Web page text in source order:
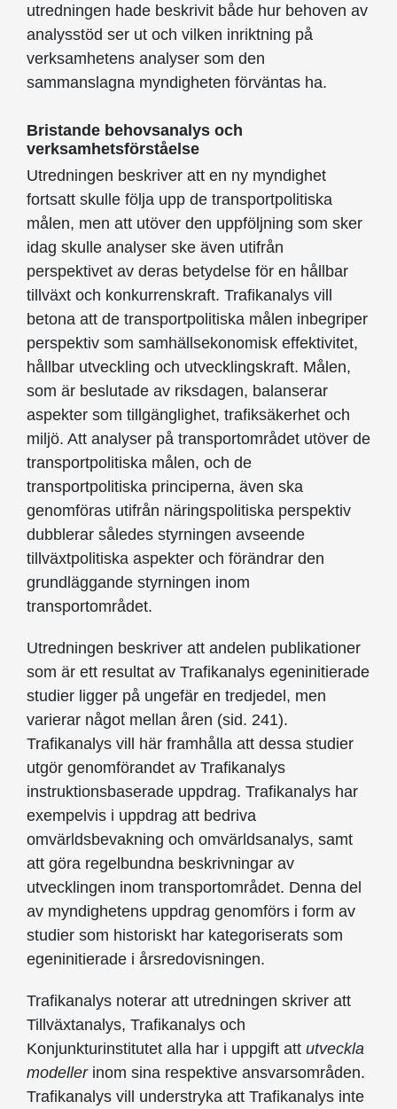
utredningen hade beskrivit både hur behoven av
analysstöd ser ut och vilken inriktning på
verksamhetens analyser som den
sammanslagna myndigheten förväntas ha.
Bristande behovsanalys och
verksamhetsförståelse
Utredningen beskriver att en ny myndighet
fortsatt skulle följa upp de transportpolitiska
målen, men att utöver den uppföljning som sker
idag skulle analyser ske även utifrån
perspektivet av deras betydelse för en hållbar
tillväxt och konkurrenskraft. Trafikanalys vill
betona att de transportpolitiska målen inbegriper
perspektiv som samhällsekonomisk effektivitet,
hållbar utveckling och utvecklingskraft. Målen,
som är beslutade av riksdagen, balanserar
aspekter som tillgänglighet, trafiksäkerhet och
miljö. Att analyser på transportområdet utöver de
transportpolitiska målen, och de
transportpolitiska principerna, även ska
genomföras utifrån näringspolitiska perspektiv
dubblerar således styrningen avseende
tillväxtpolitiska aspekter och förändrar den
grundläggande styrningen inom
transportområdet.
Utredningen beskriver att andelen publikationer
som är ett resultat av Trafikanalys egeninitierade
studier ligger på ungefär en tredjedel, men
varierar något mellan åren (sid. 241).
Trafikanalys vill här framhålla att dessa studier
utgör genomförandet av Trafikanalys
instruktionsbaserade uppdrag. Trafikanalys har
exempelvis i uppdrag att bedriva
omvärldsbevakning och omvärldsanalys, samt
att göra regelbundna beskrivningar av
utvecklingen inom transportområdet. Denna del
av myndighetens uppdrag genomförs i form av
studier som historiskt har kategoriserats som
egeninitierade i årsredovisningen.
Trafikanalys noterar att utredningen skriver att
Tillväxtanalys, Trafikanalys och
Konjunkturinstitutet alla har i uppgift att utveckla
modellerinom sina respektive ansvarsområden.
Trafikanalys vill understryka att Trafikanalys inte